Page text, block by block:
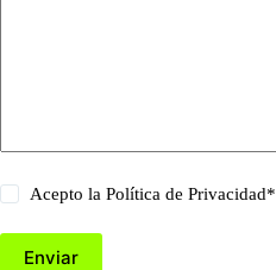
Acepto laPolítica de Privacidad*
Enviar